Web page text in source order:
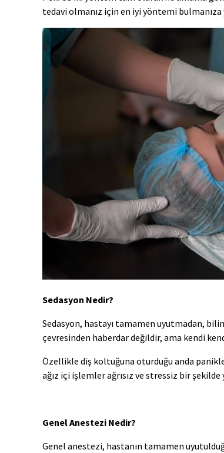
tedavi olmanız için en iyi yöntemi bulmanıza
Sedasyon Nedir?
Sedasyon, hastayı tamamen uyutmadan,
çevresinden haberdar değildir, ama kendi
Özellikle diş koltuğuna oturduğu anda
ağız içi işlemler ağrısız ve stressiz bir şekilde
Genel Anestezi Nedir?
Genel anestezi, hastanın tamamen